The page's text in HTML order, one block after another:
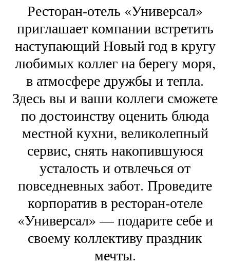
Ресторан-отель «Универсал»
приглашает компании встретить
наступающий Новый год в кругу
любимых коллег на берегу моря,
в атмосфере дружбы и тепла.
Здесь вы и ваши коллеги сможете
по достоинству оценить блюда
местной кухни, великолепный
сервис, снять накопившуюся
усталость и отвлечься от
повседневных забот. Проведите
корпоратив в ресторан-отеле
«Универсал» — подарите себе и
своему коллективу праздник
мечты.